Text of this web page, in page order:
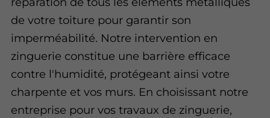
de votre toiture pour garantir son
imperméabilité. Notre intervention en
zinguerie constitue une barrière efficace
contre l'humidité, protégeant ainsi votre
charpente et vos murs. En choisissant notre
entreprise pour vos travaux de zinguerie,